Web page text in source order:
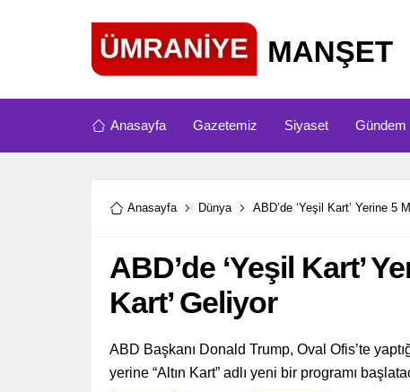
Anasayfa Gazetemiz Siyaset Gündem
Anasayfa Dünya ABD’de ‘Yeşil Kart’ Yerine 5
ABD’de ‘Yeşil Kart’
Kart’ Geliyor
ABD Başkanı Donald Trump, Oval Ofis’te
yerine “Altın Kart” adlı yeni bir programı